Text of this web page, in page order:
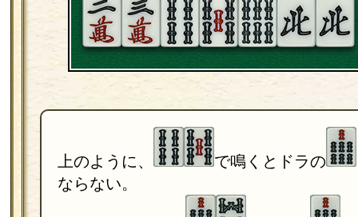
上のように、 で鳴くとドラの
ならない。